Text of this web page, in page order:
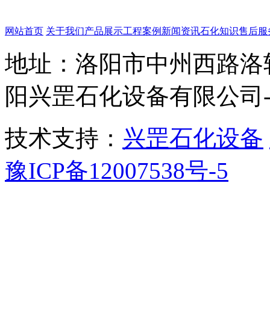
网站首页 关于我们产品展示工程案例 新闻资讯石化知识售后服
地址：洛阳市中州西路洛
阳兴罡石化设备有限公
技术支持： 兴罡石化设备
豫ICP备12007538号-5